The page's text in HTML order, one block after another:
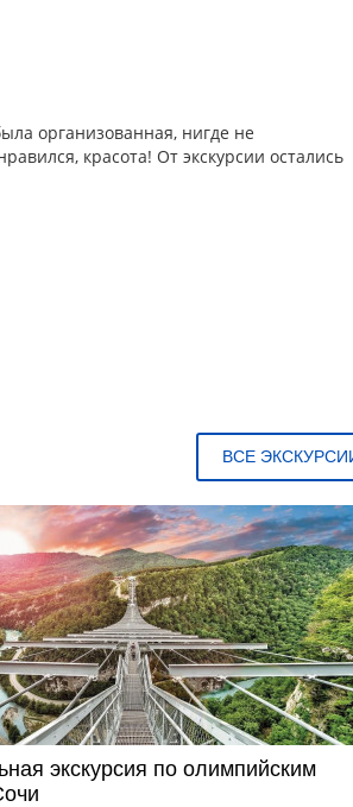
организованная, нигде не
красота! От экскурсии остались
ВСЕ
экскурсия по олимпийским